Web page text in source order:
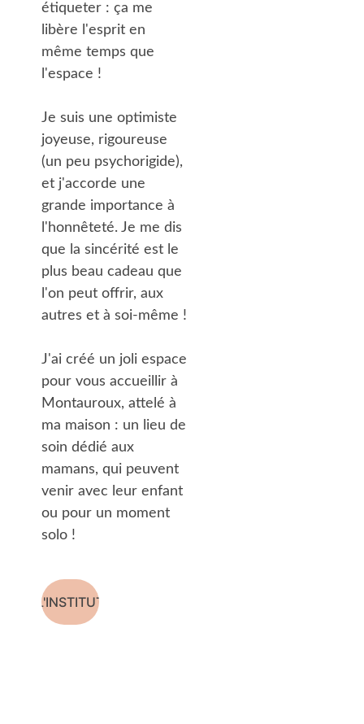
étiqueter : ça me
libère l'esprit en
même temps que
l'espace !
Je suis une optimiste
joyeuse, rigoureuse
(un peu psychorigide),
et j'accorde une
grande importance à
l'honnêteté. Je me dis
que la sincérité est le
plus beau cadeau que
l'on peut offrir, aux
autres et à soi-même !
J'ai créé un joli espace
pour vous accueillir à
Montauroux, attelé à
ma maison : un lieu de
soin dédié aux
mamans, qui peuvent
venir avec leur enfant
ou pour un moment
solo !
L'INSTITUT